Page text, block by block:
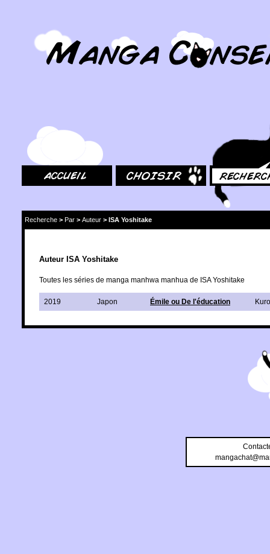
Recherche > Par > Auteur > ISA Yoshitake
Auteur ISA Yoshitake
Toutes les séries de manga manhwa manhua de ISA Yoshitake
2019 Japon Émile ou De l'éducation